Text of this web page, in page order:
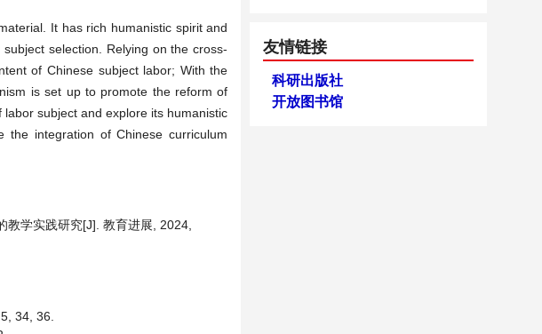
It has rich humanistic spirit and
selection. Relying on the cross-
of Chinese subject labor; With the
is set up to promote the reform of
subject and explore its humanistic
the integration of Chinese curriculum
学实践研究[J]. 教育进展, 2024,
34, 36.
友情链接
科研出版社
开放图书馆